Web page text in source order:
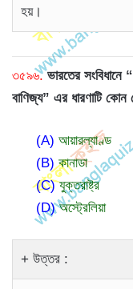
হয়।
৩৫৯৬. ভারতের
বাণিজ্য” এর ধারণাটি
(A) আয়ারল্যাণ্ড
(B) কানাডা
(C)যুক্তরাষ্ট্র
(D)অস্ট্রেলিয়া
উত্তর :